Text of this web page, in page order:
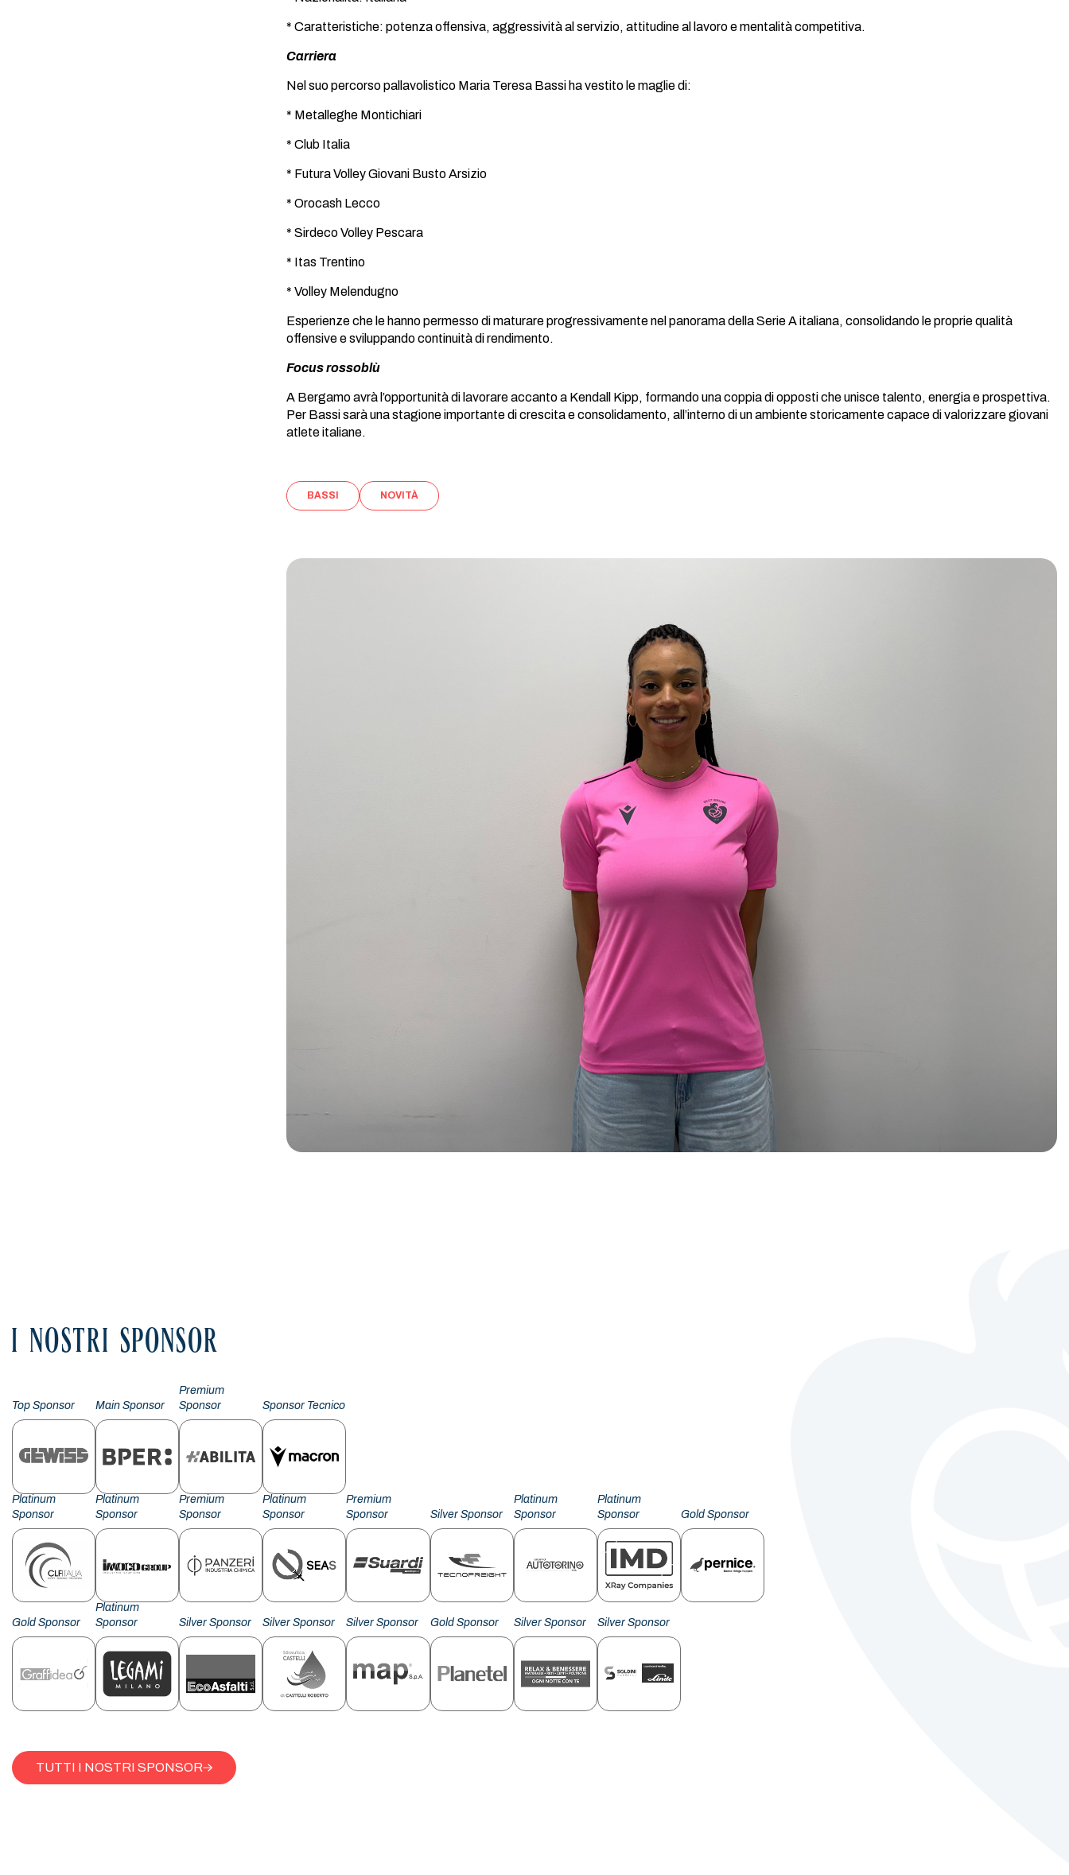
* Caratteristiche: potenza offensiva, aggressività al servizio, attitudine al lavoro e mentalità competitiva.
Carriera
Nel suo percorso pallavolistico Maria Teresa Bassi ha vestito le maglie di:
* Metalleghe Montichiari
* Club Italia
* Futura Volley Giovani Busto Arsizio
* Orocash Lecco
* Sirdeco Volley Pescara
* Itas Trentino
* Volley Melendugno
Esperienze che le hanno permesso di maturare progressivamente nel panorama della Serie A italiana, consolidando le proprie qualità
offensive e sviluppando continuità di rendimento.
Focus rossoblù
A Bergamo avrà l’opportunità di lavorare accanto a Kendall Kipp, formando una coppia di opposti che unisce talento, energia e prospettiva.
Per Bassi sarà una stagione importante di crescita e consolidamento, all’interno di un ambiente storicamente capace di valorizzare giovani
atlete italiane.
BASSI NOVITÀ
I NOSTRI SPONSOR
Top Sponsor Main Sponsor
Premium
Sponsor
Sponsor Tecnico
Platinum
Sponsor
Platinum
Sponsor
Premium
Sponsor
Platinum
Sponsor
Premium
Sponsor
Silver Sponsor
Platinum
Sponsor
Platinum
Sponsor
Gold Sponsor
Gold Sponsor
Platinum
Sponsor
Silver Sponsor Silver Sponsor Silver Sponsor Gold Sponsor Silver Sponsor Silver Sponsor
TUTTI I NOSTRI SPONSOR